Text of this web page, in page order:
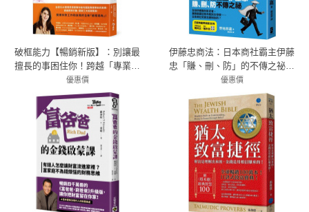
破框能力【暢銷新版】：別讓最
擅長的事困住你！跨越「專業陷
阱」的自我升級指南
優惠價
79折 356元
伊藤忠商法：日本商社霸主伊藤
忠「賺、刪、防」的不傳之祕，
81個讓巴菲特重押五十年的商戰
哲學
優惠價
79折 356元